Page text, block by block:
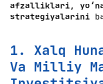
afzalliklari,
strategiyalarini
1. Xalq
Va Milliy